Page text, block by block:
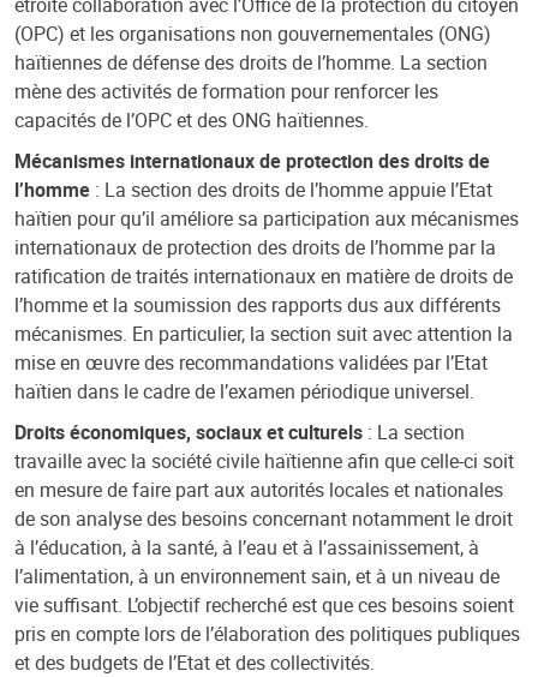
(OPC) et les organisations non gouvernementales (ONG)
haïtiennes de défense des droits de l’homme. La section
mène des activités de formation pour renforcer les
capacités de l’OPC et des ONG haïtiennes.
Mécanismes internationaux de protection des droits de
l’homme : La section des droits de l’homme appuie l’Etat
haïtien pour qu’il améliore sa participation aux mécanismes
internationaux de protection des droits de l’homme par la
ratification de traités internationaux en matière de droits de
l’homme et la soumission des rapports dus aux différents
mécanismes. En particulier, la section suit avec attention la
mise en œuvre des recommandations validées par l’Etat
haïtien dans le cadre de l’examen périodique universel.
Droits économiques, sociaux et culturels : La section
travaille avec la société civile haïtienne afin que celle-ci soit
en mesure de faire part aux autorités locales et nationales
de son analyse des besoins concernant notamment le droit
à l’éducation, à la santé, à l’eau et à l’assainissement, à
l’alimentation, à un environnement sain, et à un niveau de
vie suffisant. L’objectif recherché est que ces besoins soient
pris en compte lors de l’élaboration des politiques publiques
et des budgets de l’Etat et des collectivités.